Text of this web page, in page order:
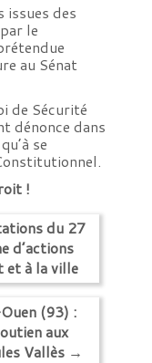
issues des
le
au Sénat
de Sécurité
dénonce dans
se
!
du 27
d’actions
et à la ville
(93) :
aux
Vallès →